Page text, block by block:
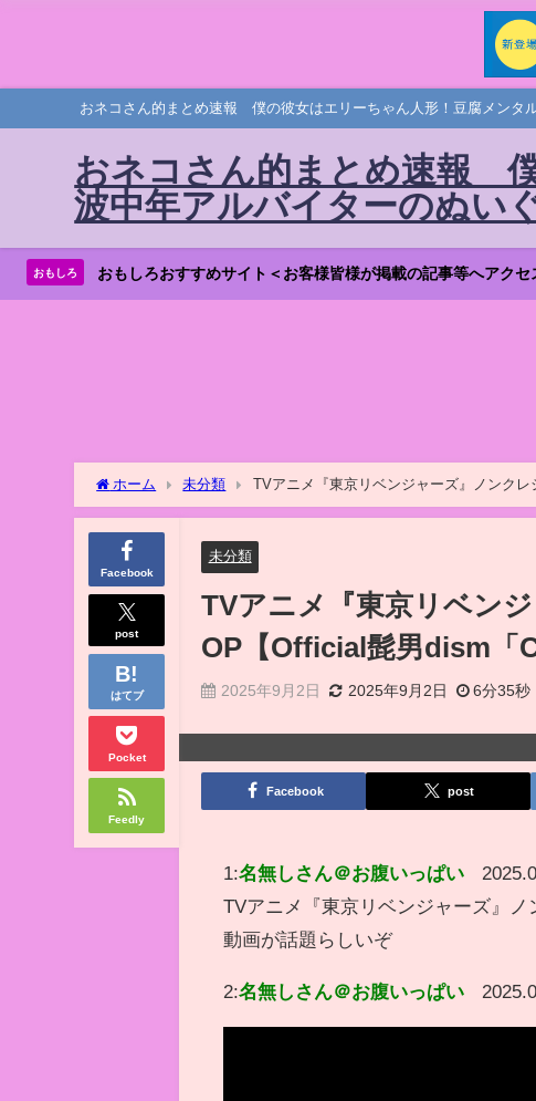
おネコさん的まとめ速報 僕の彼女はエリーちゃん人形！豆腐メンタ
おネコさん的まとめ速報
波中年アルバイターのぬい
おもしろ おもしろおすすめサイト＜お客様皆様が掲載の記事等へアク
ホーム 未分類 TVアニメ『東京リベンジャーズ』ノンクレ
Facebook
post
はてブ
Pocket
Feedly
未分類
TVアニメ『東京リベン
OP【Official髭男dism「
2025年9月2日 2025年9月2日 6分35秒
Facebook post
1:名無しさん＠お腹いっぱい
TVアニメ『東京リベンジャーズ』
動画が話題らしいぞ
2:名無しさん＠お腹いっぱい